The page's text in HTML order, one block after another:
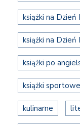
książki na Dzień
książki na Dzień
książki po
książki sportowe
kulinarne